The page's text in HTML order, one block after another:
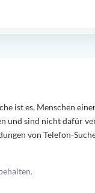
ist es, Menschen
und sind nicht dafür
von Telefon-